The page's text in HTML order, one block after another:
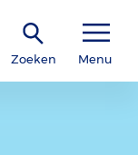
Zoeken Menu